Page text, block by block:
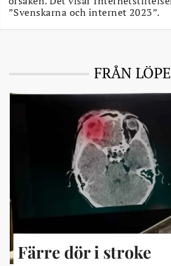
”Svenskarna och internet 2023”.
FRÅN
Färre dör i stroke